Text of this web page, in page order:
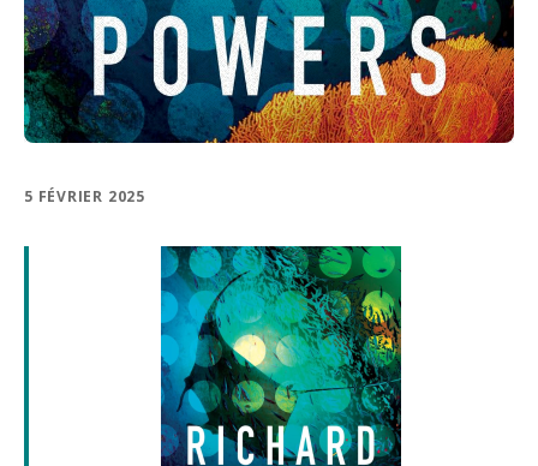
5 FÉVRIER 2025